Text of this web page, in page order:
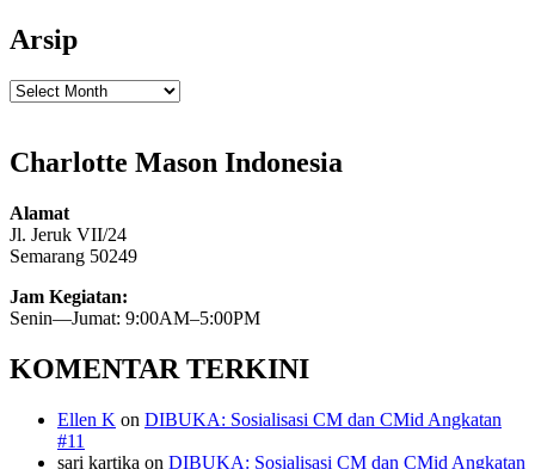
Arsip
Arsip
Charlotte Mason Indonesia
Alamat
Jl. Jeruk VII/24
Semarang 50249
Jam Kegiatan:
Senin—Jumat: 9:00AM–5:00PM
KOMENTAR TERKINI
Ellen K on DIBUKA: Sosialisasi CM dan CMid Angkatan
#11
sari kartika on DIBUKA: Sosialisasi CM dan CMid Angkatan